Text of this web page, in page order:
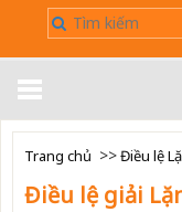
Trang chủ
Giới thiệu
Trang chủ >>Điều lệ
Điều lệ giải